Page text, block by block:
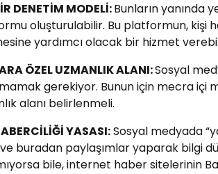
DENETİM MODELİ:Bunların yanında
oluşturulabilir. Bu platformun, kişi
yardımcı olacak bir hizmet
ÖZEL UZMANLIK ALANI:Sosyal
gerekiyor. Bunun için mecra
alanı belirlenmeli.
YASASI:Sosyal medyada
buradan paylaşımlar yaparak bilgi
bile, internet haber sitelerinin